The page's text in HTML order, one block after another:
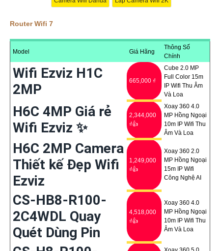
Router Wifi 7
Model Giá Hãng
Thông Số
Chính
Wifi Ezviz H1C
2MP
665,000 ₫
Cube 2.0 MP
Full Color 15m
IP Wifi Thu Âm
Và Loa
H6C 4MP Giá rẻ
Wifi Ezviz ✨
2,344,000
₫👍
Xoay 360 4.0
MP Hồng Ngoại
10m IP Wifi Thu
Âm Và Loa
H6C 2MP Camera
Thiết kế Đẹp Wifi
Ezviz
1,249,000
₫👍
Xoay 360 2.0
MP Hồng Ngoại
15m IP Wifi
Công Nghệ AI
CS-HB8-R100-
2C4WDL Quay
Quét Dùng Pin
4,518,000
₫👍
Xoay 360 4.0
MP Hồng Ngoại
10m IP Wifi Thu
Âm Và Loa